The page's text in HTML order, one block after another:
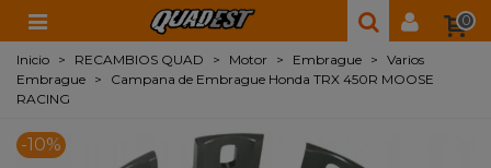
0
Inicio > RECAMBIOS QUAD > Motor > Embrague > Varios
Embrague >
Campana de Embrague Honda TRX 450R MOOSE
RACING
-10%